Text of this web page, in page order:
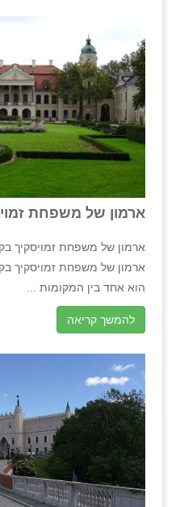
ארמון של משפחת
הוא אחד בין המקומות ...
להמשך קריאה